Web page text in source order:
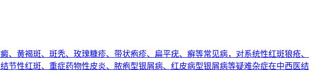
黄褐斑、斑秃、玫瑰糠疹、带状疱疹、扁平疣、癣等常见病，对系统性红斑狼疮、
性红斑、重症药物性皮炎、脓疱型银屑病、红皮病型银屑病等疑难杂症在中西医结